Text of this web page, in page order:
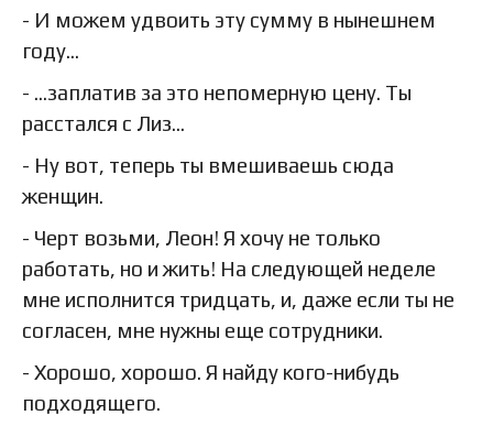
- И можем удвоить эту сумму в нынешнем
году…
- …заплатив за это непомерную цену. Ты
расстался с Лиз…
- Ну вот, теперь ты вмешиваешь сюда
женщин.
- Черт возьми, Леон! Я хочу не только
работать, но и жить! На следующей неделе
мне исполнится тридцать, и, даже если ты не
согласен, мне нужны еще сотрудники.
- Хорошо, хорошо. Я найду кого-нибудь
подходящего.